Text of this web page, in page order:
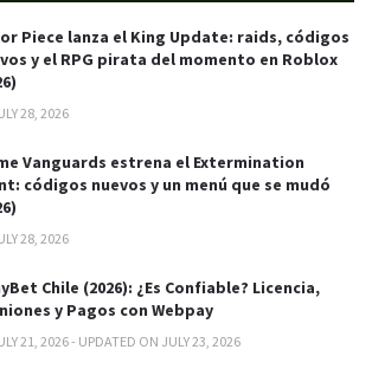
Piece lanza el King Update: raids, códigos
y el RPG pirata del momento en Roblox
28, 2026
Vanguards estrena el Extermination
códigos nuevos y un menú que se mudó
28, 2026
Chile (2026): ¿Es Confiable? Licencia,
y Pagos con Webpay
21, 2026 - UPDATED ON JULY 23, 2026